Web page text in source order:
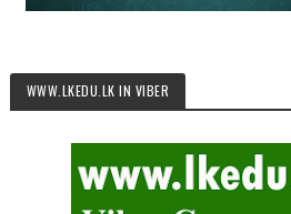
WWW.LKEDU.LK IN VIBER